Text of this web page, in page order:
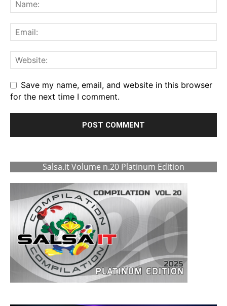
Save my name, email, and website in this browser
for the next time I comment.
Salsa.it Volume n.20 Platinum Edition